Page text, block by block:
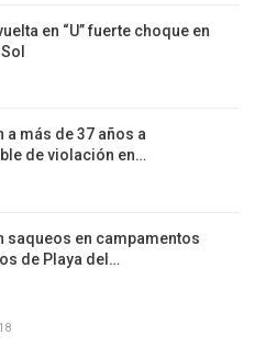
en “U” fuerte choque en
a más de 37 años a
de violación en…
saqueos en campamentos
de Playa del…